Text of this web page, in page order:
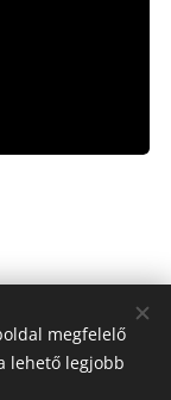
megfelelő
lehető legjobb